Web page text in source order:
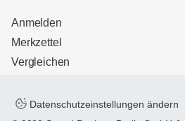
Anmelden
Merkzettel
Vergleichen
Datenschutzeinstellungen ändern